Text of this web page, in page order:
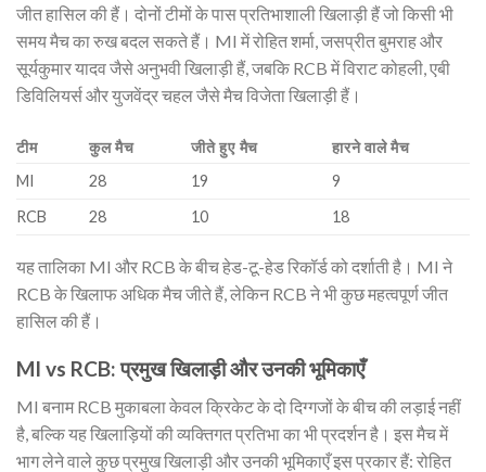
जीत हासिल की हैं। दोनों टीमों के पास प्रतिभाशाली खिलाड़ी हैं जो किसी भी
समय मैच का रुख बदल सकते हैं। MI में रोहित शर्मा, जसप्रीत बुमराह और
सूर्यकुमार यादव जैसे अनुभवी खिलाड़ी हैं, जबकि RCB में विराट कोहली, एबी
डिविलियर्स और युजवेंद्र चहल जैसे मैच विजेता खिलाड़ी हैं।
टीम कुल मैच जीते हुए मैच
हारने वाले मैच
MI
28 19
9
RCB
28 10 18
यह तालिका MI और RCB के बीच हेड-टू-हेड रिकॉर्ड को दर्शाती है। MI ने
RCB के खिलाफ अधिक मैच जीते हैं, लेकिन RCB ने भी कुछ महत्वपूर्ण जीत
हासिल की हैं।
MI vs RCB: प्रमुख खिलाड़ी और उनकी भूमिकाएँ
MI बनाम RCB मुकाबला केवल क्रिकेट के दो दिग्गजों के बीच की लड़ाई नहीं
है, बल्कि यह खिलाड़ियों की व्यक्तिगत प्रतिभा का भी प्रदर्शन है। इस मैच में
भाग लेने वाले कुछ प्रमुख खिलाड़ी और उनकी भूमिकाएँ इस प्रकार हैं: रोहित